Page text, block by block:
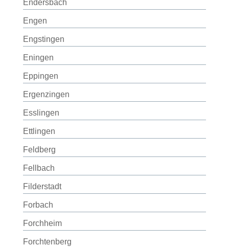
Endersbach
Engen
Engstingen
Eningen
Eppingen
Ergenzingen
Esslingen
Ettlingen
Feldberg
Fellbach
Filderstadt
Forbach
Forchheim
Forchtenberg